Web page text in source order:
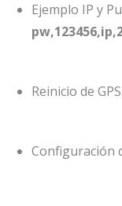
Ejemplo IP y
Reinicio de GPS:
Configuración